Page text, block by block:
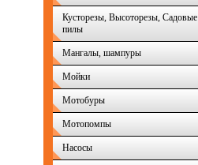
Кусторезы, Высоторезы, Садовые
пилы
Мангалы, шампуры
Мойки
Мотобуры
Мотопомпы
Насосы